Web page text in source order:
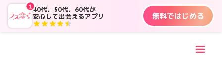
140代、50代、60代が
安心して出会えるアプリ
無料ではじめる